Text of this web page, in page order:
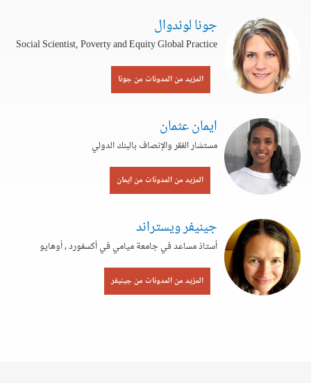
جونا لوندوال
Social Scientist, Poverty and Equity Global Practice
المزيد من المدونات من جونا
ايمان عثمان
مستشار الفقر والإنصاف بالبنك الدولي
المزيد من المدونات من ايمان
جينيفر ويستراند
أستاذ مساعد في جامعة ميامي في أكسفورد ، أوهايو
المزيد من المدونات من جينيفر